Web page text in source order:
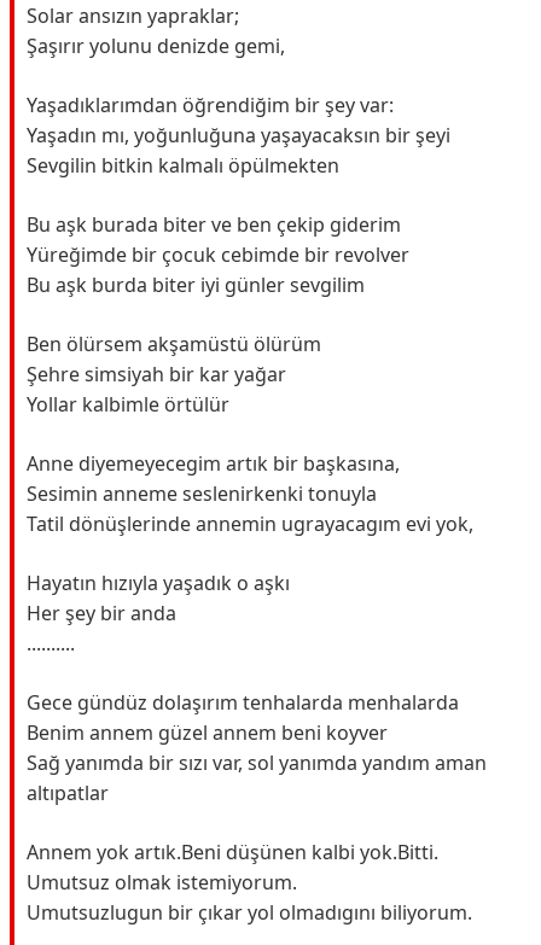
Solar ansızın yapraklar;
Şaşırır yolunu denizde gemi,
Yaşadıklarımdan öğrendiğim bir şey var:
Yaşadın mı, yoğunluğuna yaşayacaksın bir şeyi
Sevgilin bitkin kalmalı öpülmekten
Bu aşk burada biter ve ben çekip giderim
Yüreğimde bir çocuk cebimde bir revolver
Bu aşk burda biter iyi günler sevgilim
Ben ölürsem akşamüstü ölürüm
Şehre simsiyah bir kar yağar
Yollar kalbimle örtülür
Anne diyemeyecegim artık bir başkasına,
Sesimin anneme seslenirkenki tonuyla
Tatil dönüşlerinde annemin ugrayacagım evi yok,
Hayatın hızıyla yaşadık o aşkı
Her şey bir anda
..........
Gece gündüz dolaşırım tenhalarda menhalarda
Benim annem güzel annem beni koyver
Sağ yanımda bir sızı var, sol yanımda yandım aman
altıpatlar
Annem yok artık.Beni düşünen kalbi yok.Bitti.
Umutsuz olmak istemiyorum.
Umutsuzlugun bir çıkar yol olmadıgını biliyorum.